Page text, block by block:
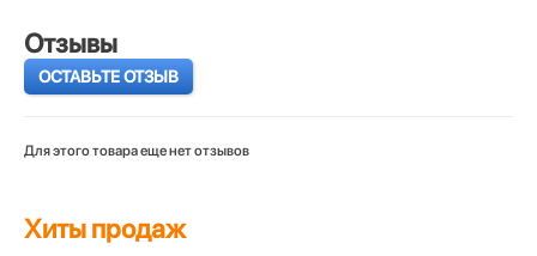
Отзывы
ОСТАВЬТЕ ОТЗЫВ
Для этого товара еще нет отзывов
Хиты продаж